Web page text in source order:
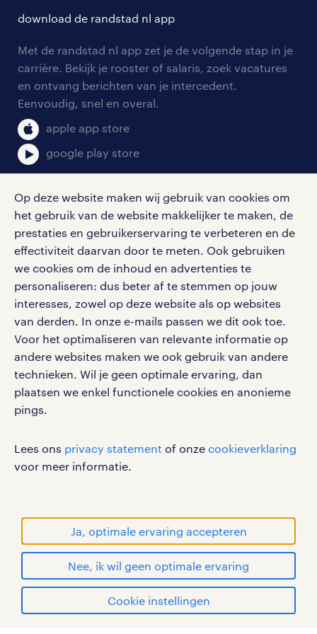
Op deze website maken wij gebruik van cookies om
het gebruik van de website makkelijker te maken, de
prestaties en gebruikerservaring te verbeteren en de
effectiviteit daarvan door te meten. Ook gebruiken
we cookies om de inhoud en advertenties te
personaliseren: dus beter af te stemmen op jouw
interesses, zowel op deze website als op websites
van derden. In onze e-mails passen we dit ook toe.
Voor het optimaliseren van relevante informatie op
andere websites maken we ook gebruik van andere
technieken. Wil je geen optimale ervaring, dan
plaatsen we enkel functionele cookies en anonieme
pings.
Lees ons privacy statement of onze cookieverklaring
voor meer informatie.
Ja, optimale ervaring accepteren
Nee, ik wil geen optimale ervaring
Cookie instellingen
tarieven
personeel gezocht
aanmelden nieuwsbrief
solliciteren
blogs en artikelen
salarischecker
bruto-netto calculator
onze vestigingen
pers
klachten en misstanden
download de randstad nl app
Met de randstad nl app zet je de volgende stap in je
carrière. Bekijk je rooster of salaris, zoek vacatures
en ontvang berichten van je intercedent.
Eenvoudig, snel en overal.
apple app store
google play store
social media
Volg ons voor de leukste content omtrent
vacatures, solliciteren en inspiratie.
werken bij randstad
gebruikersvoorwaarden
privacystatement
cookies
handelsmerken van Randstad N.V.
© Randstad 2026